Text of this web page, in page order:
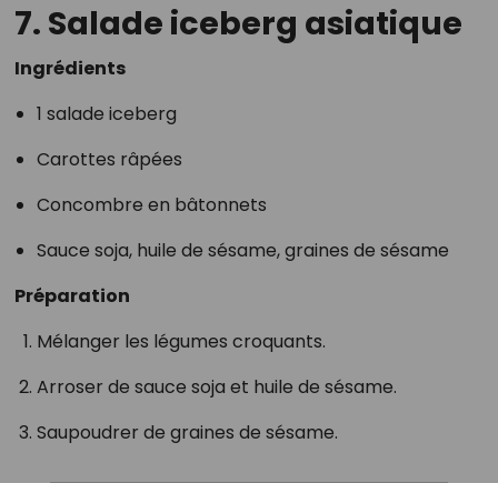
7. Salade iceberg asiatique
Ingrédients
1 salade iceberg
Carottes râpées
Concombre en bâtonnets
Sauce soja, huile de sésame, graines de sésame
Préparation
Mélanger les légumes croquants.
Arroser de sauce soja et huile de sésame.
Saupoudrer de graines de sésame.